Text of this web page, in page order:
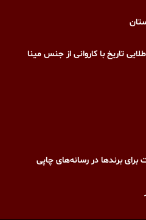
تاریخ با کاروانی از جنس مینا
برندها در رسانه‌های چاپی